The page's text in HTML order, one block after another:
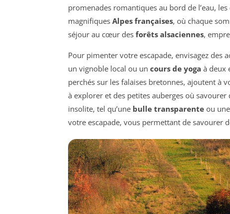
promenades romantiques au bord de l’eau,
magnifiques Alpes françaises, où chaque
séjour au cœur des forêts alsaciennes,
Pour pimenter votre escapade, envisagez des
un vignoble local ou un cours de yoga à deux
perchés sur les falaises bretonnes, ajoutent à
à explorer et des petites auberges où
insolite, tel qu’une bulle transparente ou une
votre escapade, vous permettant de savourer